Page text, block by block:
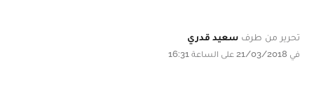
تحرير من طرف سعيد قدري
في 21/03/2018 على الساعة 16:31